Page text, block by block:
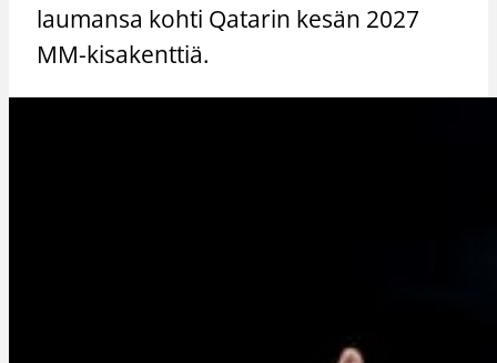
laumansa kohti Qatarin kesän 2027
MM-kisakenttiä.